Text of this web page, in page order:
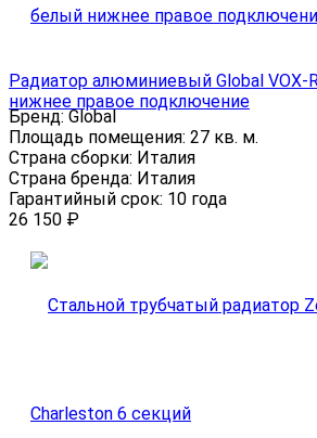
Радиатор алюминиевый Global VOX-
нижнее правое подключение
Бренд:Global
Площадь помещения: 27 кв. м.
Страна сборки: Италия
Страна бренда: Италия
Гарантийный срок: 10 года
26 150 ₽